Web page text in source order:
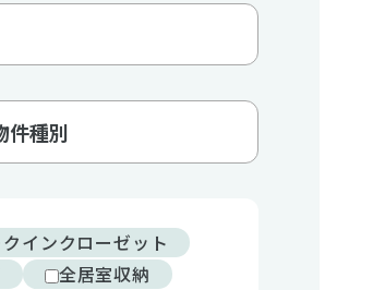
インクローゼット
全居室収納